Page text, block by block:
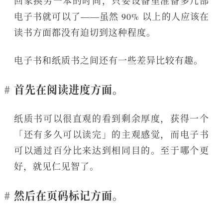
电子书就可以了——虽然 90% 以上的人应该在
读书方面都没有迫切到这种程度。
电子书和纸质书之间还有一些差异比较有趣。
首先在阅读进度方面。
纸质书可以很直观的看到剩余厚度，获得一个
「还有多久可以读完」的主观感觉，而电子书
可以通过百分比来达到相同目的。至于哪个更
好，就见仁见智了。
然后在页码标记方面。